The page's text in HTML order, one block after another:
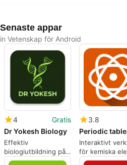
Senaste appar
in Vetenskap för Android
4
Gratis
Dr Yokesh Biology
Effektiv
biologiutbildning på
Android
3.8
Interaktivt
för kemiska